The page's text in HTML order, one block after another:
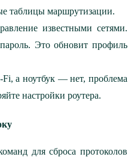
таблицы маршрутизации.
известными сетями.
Это обновит профиль
Fi, а ноутбук — нет, проблема
настройки роутера.
для сброса протоколов